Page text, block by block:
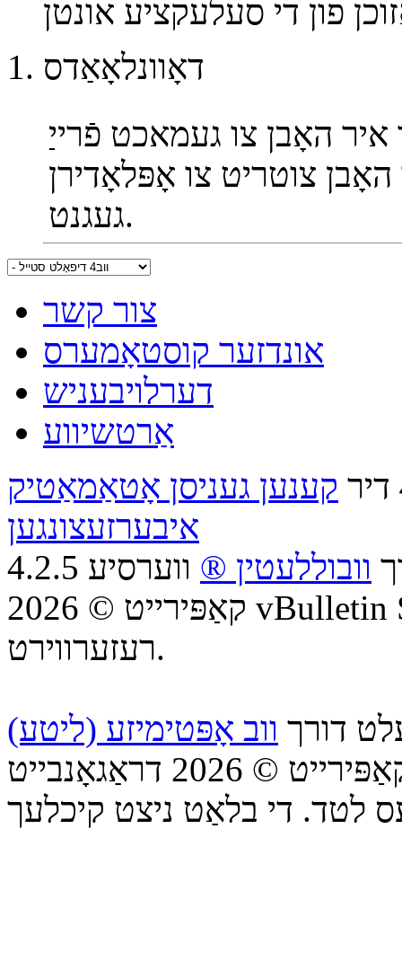
דאָוונלאָאַדס
האָבן צו געמאכט פֿרייַ
צוטריט צו אָפּלאָדירן
געגנט.
צור קשר
אונדזער קוסטאָמערס
דערלויבעניש
אַרטשיווע
דיר קענען געניסן אָטאַמאַטיק
איבערזעצונגען
וובוללעטין ® ווערסיע 4.2.5
קאַפּירייט © 2026 vBulletin Solutions Inc. אַלע רעכטן
רעזערווירט.
דורך ווב אָפּטימיזע (ליטע)
קאַפּירייט © 2026 דראַגאָנבייט